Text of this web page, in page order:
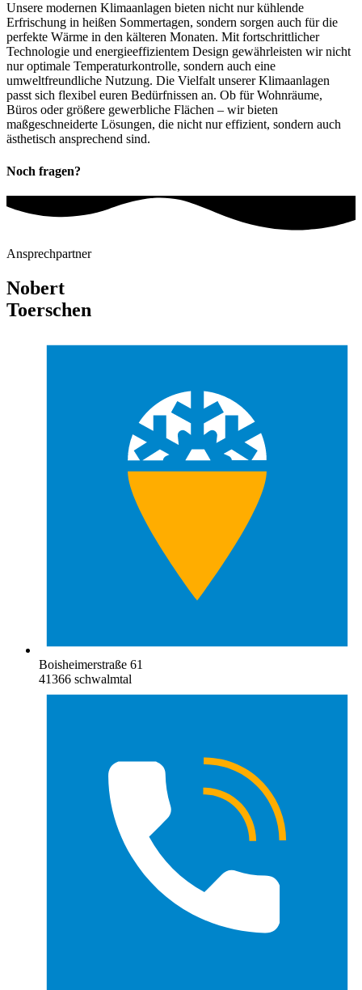
Unsere modernen Klimaanlagen bieten nicht nur kühlende
Erfrischung in heißen Sommertagen, sondern sorgen auch für die
perfekte Wärme in den kälteren Monaten. Mit fortschrittlicher
Technologie und energieeffizientem Design gewährleisten wir nicht
nur optimale Temperaturkontrolle, sondern auch eine
umweltfreundliche Nutzung. Die Vielfalt unserer Klimaanlagen
passt sich flexibel euren Bedürfnissen an. Ob für Wohnräume,
Büros oder größere gewerbliche Flächen – wir bieten
maßgeschneiderte Lösungen, die nicht nur effizient, sondern auch
ästhetisch ansprechend sind.
Noch fragen?
Ansprechpartner
Nobert
Toerschen
Boisheimerstraße 61
41366 schwalmtal